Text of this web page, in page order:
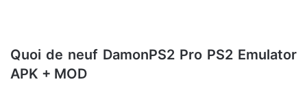
Quoi de neuf DamonPS2 Pro PS2 Emulator
APK + MOD